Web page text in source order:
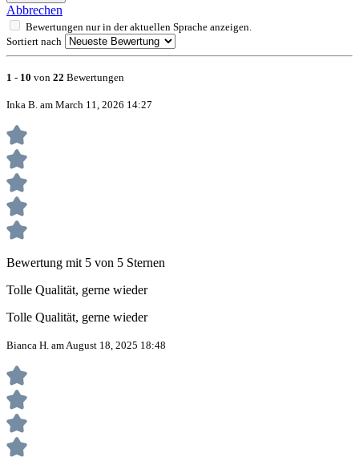
Abbrechen
Bewertungen nur in der aktuellen Sprache anzeigen.
Sortiert nach
1 - 10 von 22 Bewertungen
Inka B. am March 11, 2026 14:27
Bewertung mit 5 von 5 Sternen
Tolle Qualität, gerne wieder
Tolle Qualität, gerne wieder
Bianca H. am August 18, 2025 18:48